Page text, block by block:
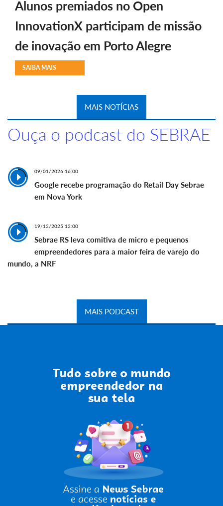
Alunos premiados no Open
InnovationX participam de missão
de inovação em Porto Alegre
SAIBA MAIS
MAIS NOTÍCIAS
Ouça o podcast do SEBRAE
09/01/2026 16:00
Google recebe programação do Retail Day Sebrae
em Nova York
19/12/2025 12:00
Sebrae RS leva comitiva de micro e pequenos
empreendedores para a maior feira de varejo do
mundo, a NRF
MAIS PODCAST